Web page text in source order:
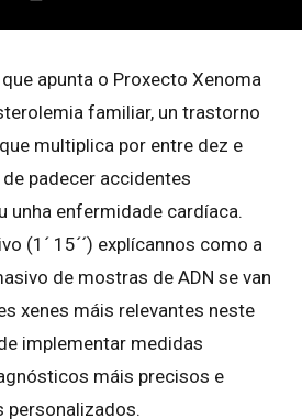
apunta o Proxecto Xenoma
familiar, un trastorno
multiplica por entre dez e
padecer accidentes
unha enfermidade cardíaca.
(1´ 15´´) explícannos como a
de mostras de ADN se van
xenes máis relevantes neste
implementar medidas
máis precisos e
personalizados.